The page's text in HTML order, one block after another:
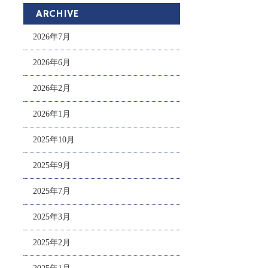
ARCHIVE
2026年7月
2026年6月
2026年2月
2026年1月
2025年10月
2025年9月
2025年7月
2025年3月
2025年2月